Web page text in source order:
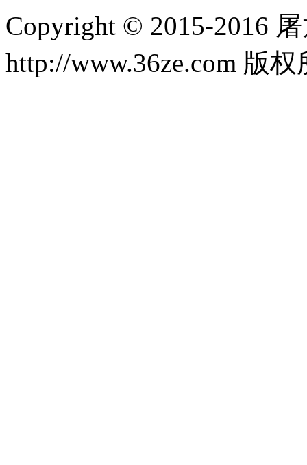
Copyright © 2015-2016
http://www.36ze.com 版权